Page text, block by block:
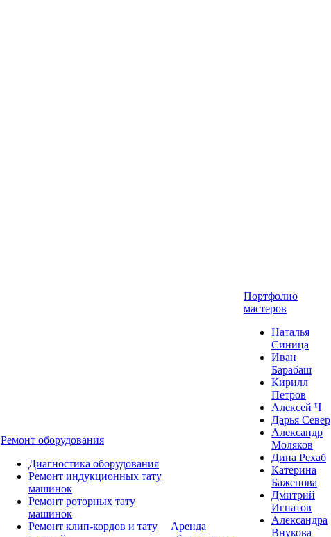
Ремонт оборудования
Диагностика оборудования
Ремонт индукционных тату
машинок
Ремонт роторных тату
машинок
Ремонт клип-кордов и тату
Аренда
Портфолио
мастеров
Наталья
Синица
Иван
Барабаш
Кирилл
Петров
Алексей Ч
Дарья Север
Александр
Моляков
Дина Рехаб
Катерина
Баженова
Дмитрий
Игнатов
Александра
Внукова